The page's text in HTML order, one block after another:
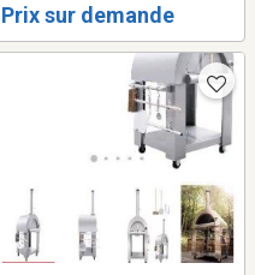
Prix sur demande